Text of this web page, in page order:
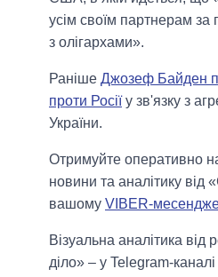
усім своїм партнерам за
з олігархами».
Раніше Джозеф Байден
проти Росіїу зв'язку з
України.
Отримуйте оперативно
новини та аналітику від
вашому VIBER-
Візуальна аналітика від
діло» – у Telegram-каналі